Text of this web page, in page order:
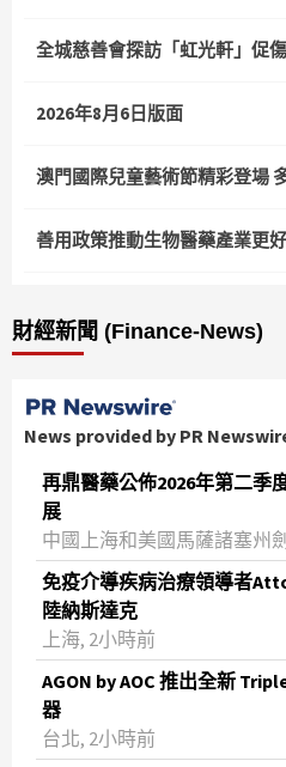
全城慈善會探訪「虹光軒」促
2026年8月6日版面
澳門國際兒童藝術節精彩登場
善用政策推動生物醫藥產業更
財經新聞 (Finance-News)
News provided by PR
再鼎醫藥公佈2026年第二季
展
中國上海和美國馬薩諸塞州
免疫介導疾病治療領導者
陸納斯達克
上海, 2小時前
AGON by AOC 推出全新
器
台北, 2小時前